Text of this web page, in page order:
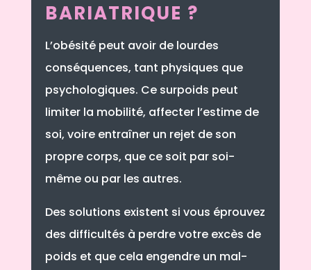
BARIATRIQUE ?
L’obésité peut avoir de lourdes
conséquences, tant physiques que
psychologiques. Ce surpoids peut
limiter la mobilité, affecter l’estime de
soi, voire entraîner un rejet de son
propre corps, que ce soit par soi-
même ou par les autres.
Des solutions existent si vous éprouvez
des difficultés à perdre votre excès de
poids et que cela engendre un mal-